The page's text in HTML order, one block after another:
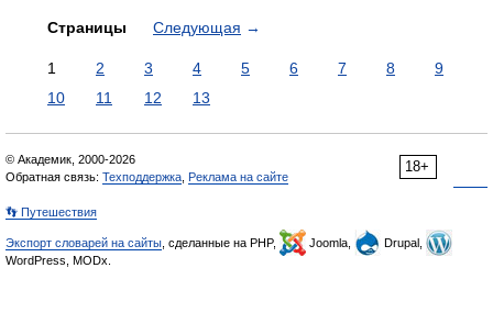
Страницы Следующая →
1 2 3 4 5 6 7 8
9
10
11 12 13
18+
© Академик, 2000-2026
Обратная связь: Техподдержка Реклама на сайте
👣 Путешествия
Экспорт словарей на сайты , сделанные на PHP, Joomla,
Drupal,
WordPress, MODx.